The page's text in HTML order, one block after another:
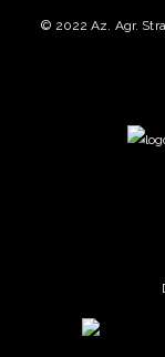
© 2022 Az. Agr.